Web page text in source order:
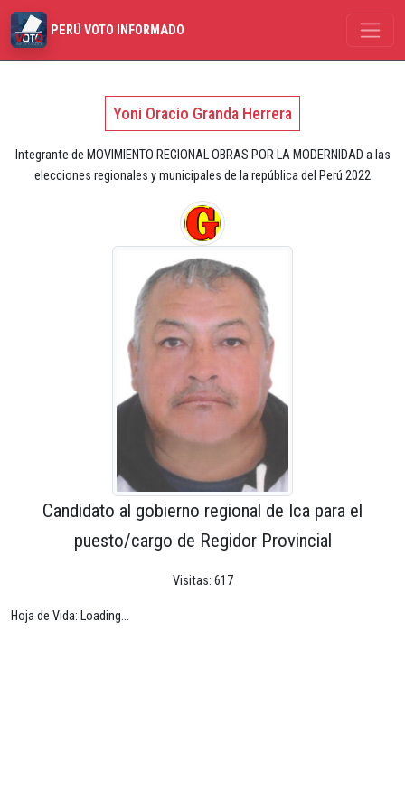
PERÚ VOTO INFORMADO
Yoni Oracio Granda Herrera
Integrante de MOVIMIENTO REGIONAL OBRAS POR LA MODERNIDAD a las
elecciones regionales y municipales de la república del Perú 2022
Candidato al gobierno regional de Ica para el
puesto/cargo de Regidor Provincial
Visitas: 617
Hoja de Vida: Loading...